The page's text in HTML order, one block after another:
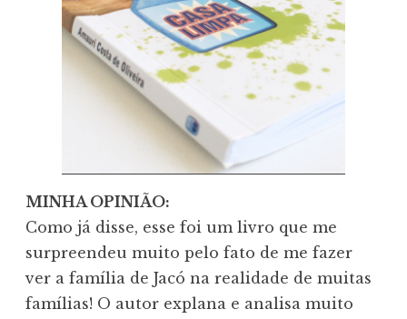
MINHA OPINIÃO:
Como já disse, esse foi um livro que me
surpreendeu muito pelo fato de me fazer
ver a família de Jacó na realidade de muitas
famílias! O autor explana e analisa muito